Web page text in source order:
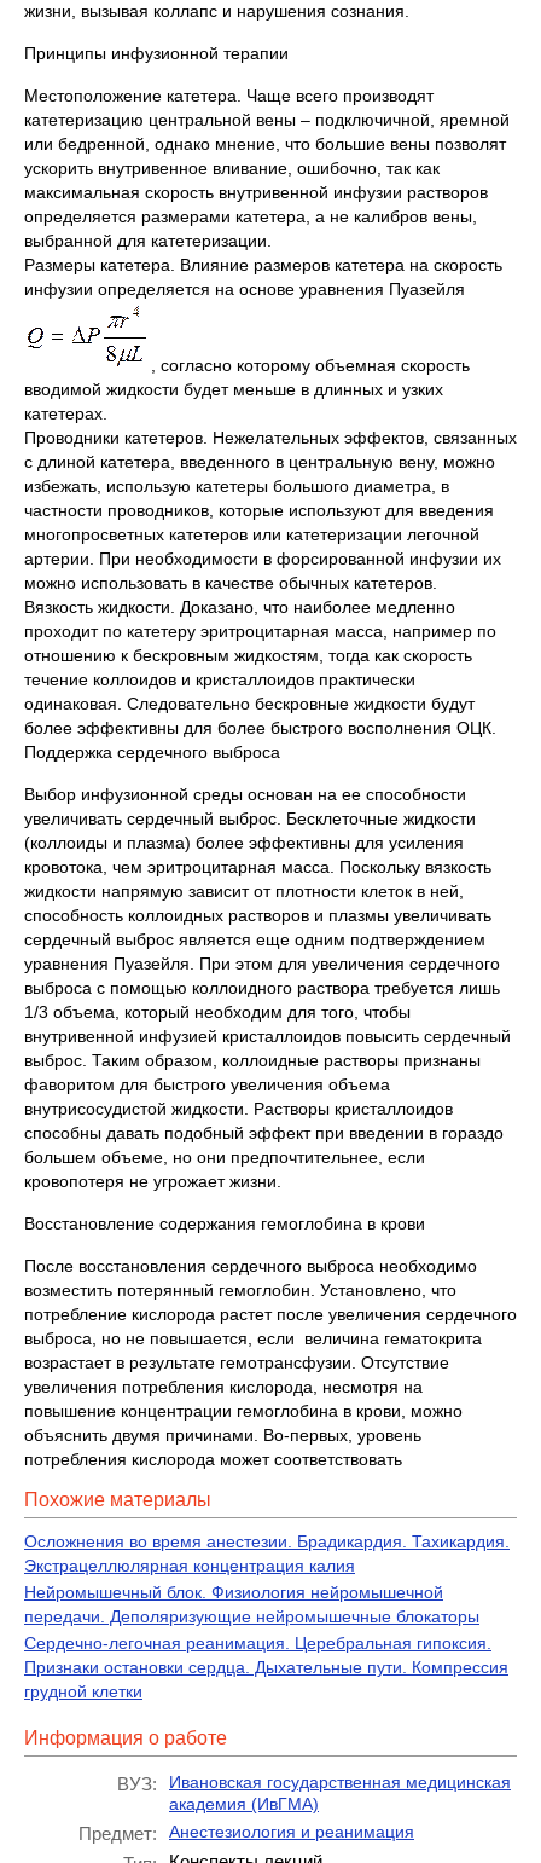
жизни, вызывая коллапс и нарушения сознания.
Принципы инфузионной терапии
Местоположение катетера. Чаще всего производят
катетеризацию центральной вены – подключичной, яремной
или бедренной, однако мнение, что большие вены позволят
ускорить внутривенное вливание, ошибочно, так как
максимальная скорость внутривенной инфузии растворов
определяется размерами катетера, а не калибров вены,
выбранной для катетеризации.
Размеры катетера. Влияние размеров катетера на скорость
инфузии определяется на основе уравнения Пуазейля
, согласно которому объемная скорость
вводимой жидкости будет меньше в длинных и узких
катетерах.
Проводники катетеров. Нежелательных эффектов, связанных
с длиной катетера, введенного в центральную вену, можно
избежать, использую катетеры большого диаметра, в
частности проводников, которые используют для введения
многопросветных катетеров или катетеризации легочной
артерии. При необходимости в форсированной инфузии их
можно использовать в качестве обычных катетеров.
Вязкость жидкости. Доказано, что наиболее медленно
проходит по катетеру эритроцитарная масса, например по
отношению к бескровным жидкостям, тогда как скорость
течение коллоидов и кристаллоидов практически
одинаковая. Следовательно бескровные жидкости будут
более эффективны для более быстрого восполнения ОЦК.
Поддержка сердечного выброса
Выбор инфузионной среды основан на ее способности
увеличивать сердечный выброс. Бесклеточные жидкости
(коллоиды и плазма) более эффективны для усиления
кровотока, чем эритроцитарная масса. Поскольку вязкость
жидкости напрямую зависит от плотности клеток в ней,
способность коллоидных растворов и плазмы увеличивать
сердечный выброс является еще одним подтверждением
уравнения Пуазейля. При этом для увеличения сердечного
выброса с помощью коллоидного раствора требуется лишь
1/3 объема, который необходим для того, чтобы
внутривенной инфузией кристаллоидов повысить сердечный
выброс. Таким образом, коллоидные растворы признаны
фаворитом для быстрого увеличения объема
внутрисосудистой жидкости. Растворы кристаллоидов
способны давать подобный эффект при введении в гораздо
большем объеме, но они предпочтительнее, если
кровопотеря не угрожает жизни.
Восстановление содержания гемоглобина в крови
После восстановления сердечного выброса необходимо
возместить потерянный гемоглобин. Установлено, что
потребление кислорода растет после увеличения сердечного
выброса, но не повышается, если величина гематокрита
возрастает в результате гемотрансфузии. Отсутствие
увеличения потребления кислорода, несмотря на
повышение концентрации гемоглобина в крови, можно
объяснить двумя причинами. Во-первых, уровень
потребления кислорода может соответствовать
Похожие материалы
Осложнения во время анестезии. Брадикардия. Тахикардия.
Экстрацеллюлярная концентрация калия
Нейромышечный блок. Физиология нейромышечной
передачи. Деполяризующие нейромышечные блокаторы
Сердечно-легочная реанимация. Церебральная гипоксия.
Признаки остановки сердца. Дыхательные пути. Компрессия
грудной клетки
Информация о работе
ВУЗ:
Ивановская государственная медицинская
академия (ИвГМА)
Предмет: Анестезиология и реанимация